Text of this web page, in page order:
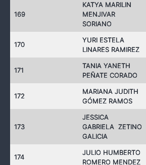
169
KATYA MARILIN
MENJIVAR
SORIANO
170
YURI ESTELA
LINARES RAMIREZ
171
TANIA YANETH
PEÑATE CORADO
172
MARIANA JUDITH
GÓMEZ RAMOS
173
JESSICA
GABRIELA ZETINO
GALICIA
174
JULIO HUMBERTO
ROMERO MENDEZ